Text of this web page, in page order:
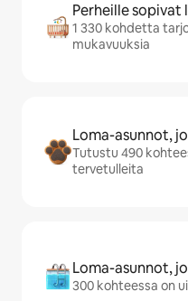
Perheille sopivat
1 330 kohdetta
mukavuuksia
Loma-asunnot,
Tutustu 490
tervetulleita
Loma-asunnot,
300 kohteessa on